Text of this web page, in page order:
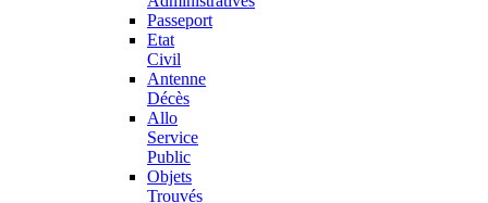
Passeport
Etat
Civil
Antenne
Décès
Allo
Service
Public
Objets
Trouvés